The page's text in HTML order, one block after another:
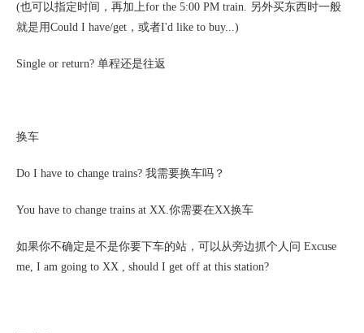
(也可以指定时间，再加上for the 5:00 PM train. 另外买东西时一般
就是用Could I have/get，或者I'd like to buy...)
Single or return? 单程还是往返
换车
Do I have to change trains? 我需要换车吗？
You have to change trains at XX.你需要在XX换车
如果你不确定是不是你要下车的站，可以从旁边抓个人问 Excuse
me, I am going to XX , should I get off at this station?